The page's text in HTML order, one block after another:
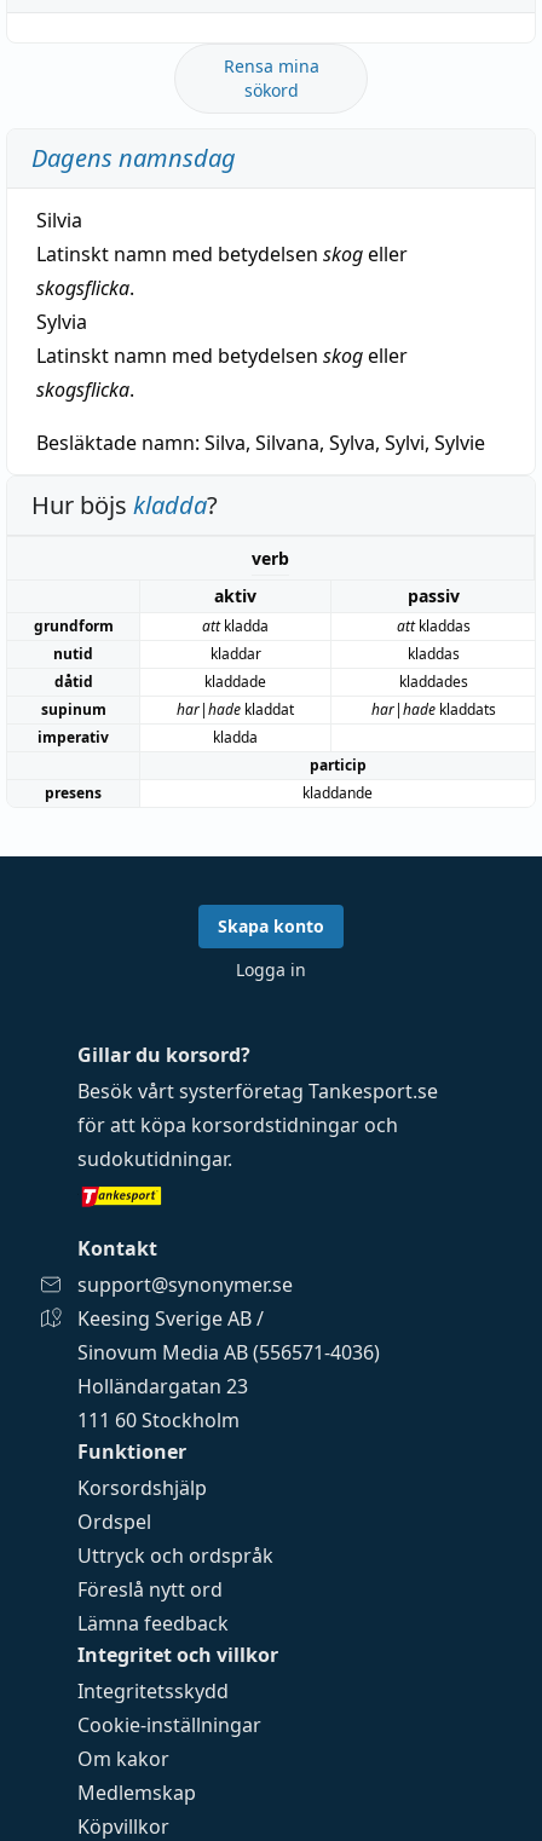
Rensa mina
sökord
Dagens namnsdag
Silvia
Latinskt namn med betydelsen skogeller
skogsflicka.
Sylvia
Latinskt namn med betydelsen skogeller
skogsflicka.
Besläktade namn: Silva, Silvana, Sylva, Sylvi, Sylvie
Hur böjs kladda?
verb
aktiv
passiv
grundform attkladda attkladdas
nutid
kladdar
kladdas
dåtid
kladdade
kladdades
supinum
har|hade kladdat har|hadekladdats
imperativ
kladda
particip
presens
kladdande
Funktioner
Korsordshjälp
Ordspel
Uttryck och ordspråk
Föreslå nytt ord
Lämna feedback
Integritet och villkor
Integritetsskydd
Cookie-inställningar
Om kakor
Medlemskap
Köpvillkor
Gillar du korsord?
Besök vårt systerföretag Tankesport.se
för att köpa korsordstidningar och
sudokutidningar.
Kontakt
support@synonymer.se
Keesing Sverige AB /
Sinovum Media AB (556571-4036)
Holländargatan 23
111 60 Stockholm
Skapa konto
Logga in